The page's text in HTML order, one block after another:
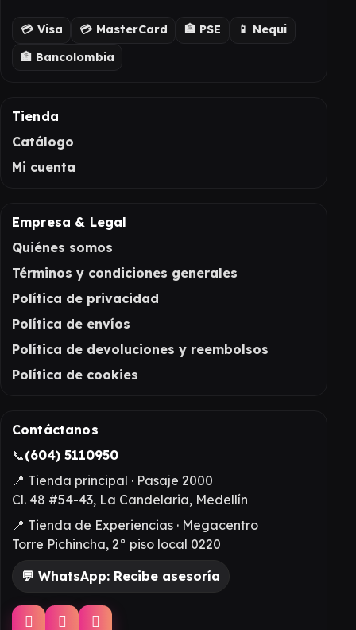
💳 Visa 💳 MasterCard 🏦 PSE
📱 Nequi
🏦 Bancolombia
Tienda
Catálogo
Mi cuenta
Empresa & Legal
Quiénes somos
Términos y condiciones generales
Política de privacidad
Política de envíos
Política de devoluciones y reembolsos
Política de cookies
Contáctanos
📞(604) 5110950
📍 Tienda principal · Pasaje 2000
Cl. 48 #54-43, La Candelaria, Medellín
📍 Tienda de Experiencias · Megacentro
Torre Pichincha, 2° piso local 0220
💬 WhatsApp: Recibe asesoría